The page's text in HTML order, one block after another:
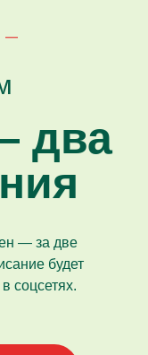
—
два
— за две
будет
соцсетях.